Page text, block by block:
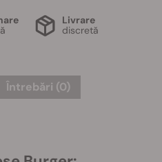
Livrare
discretă
Întrebări (0)